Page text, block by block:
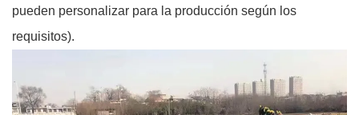
pueden personalizar para la producción según los
requisitos).